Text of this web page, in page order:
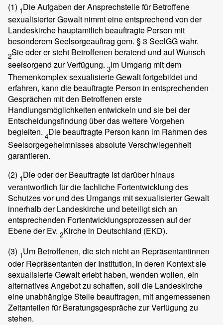
(1) 1Die Aufgaben der Ansprechstelle für Betroffene
sexualisierter Gewalt nimmt eine entsprechend von der
Landeskirche hauptamtlich beauftragte Person mit
besonderem Seelsorgeauftrag gem. § 3 SeelGG wahr.
2Sie oder er steht Betroffenen beratend und auf Wunsch
seelsorgend zur Verfügung. 3Im Umgang mit dem
Themenkomplex sexualisierte Gewalt fortgebildet und
erfahren, kann die beauftragte Person in entsprechenden
Gesprächen mit den Betroffenen erste
Handlungsmöglichkeiten entwickeln und sie bei der
Entscheidungsfindung über das weitere Vorgehen
begleiten. 4Die beauftragte Person kann im Rahmen des
Seelsorgegeheimnisses absolute Verschwiegenheit
garantieren.
(2) 1Die oder der Beauftragte ist darüber hinaus
verantwortlich für die fachliche Fortentwicklung des
Schutzes vor und des Umgangs mit sexualisierter Gewalt
innerhalb der Landeskirche und beteiligt sich an
entsprechenden Fortentwicklungsprozessen auf der
Ebene der Ev. 2Kirche in Deutschland (EKD).
(3) 1Um Betroffenen, die sich nicht an Repräsentantinnen
oder Repräsentanten der Institution, in deren Kontext sie
sexualisierte Gewalt erlebt haben, wenden wollen, ein
alternatives Angebot zu schaffen, soll die Landeskirche
eine unabhängige Stelle beauftragen, mit angemessenen
Zeitanteilen für Beratungsgespräche zur Verfügung zu
stehen.